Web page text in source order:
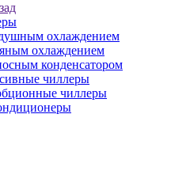
охлаждением
охлаждением
конденсатором
чиллеры
чиллеры